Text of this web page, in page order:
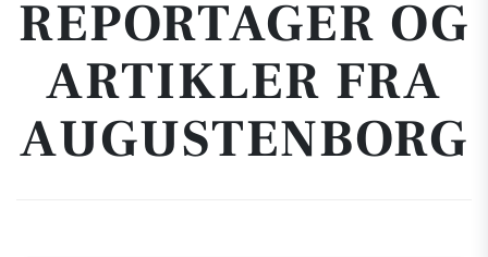
REPORTAGER OG
ARTIKLER FRA
AUGUSTENBORG